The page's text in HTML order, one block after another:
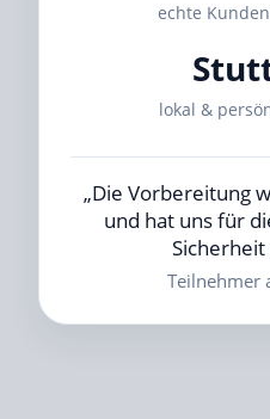
echte
lokal &
„Die Vorbereitung
und hat uns für
Sicherheit
Teilnehmer